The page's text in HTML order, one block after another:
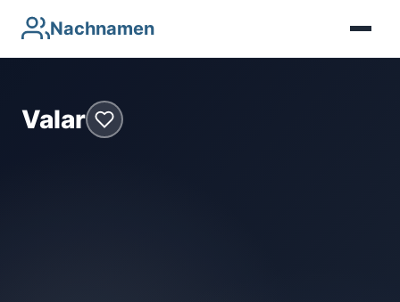
Nachnamen
Valar